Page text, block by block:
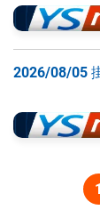
2026/08/05
1